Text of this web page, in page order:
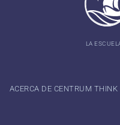
LA
ACERCA DE CENTRUM THINK